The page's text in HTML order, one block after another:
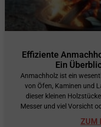
Effiziente
Ein
Anmachholz ist ein
von Öfen, Kaminen und
dieser kleinen
Messer und viel Vorsicht
ZUM